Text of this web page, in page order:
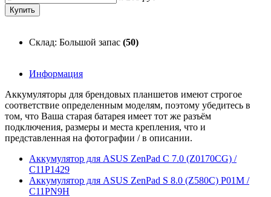
Склад: Большой запас (50)
Информация
Аккумуляторы для брендовых планшетов имеют строгое
соответствие определенным моделям, поэтому убедитесь в
том, что Ваша старая батарея имеет тот же разъём
подключения, размеры и места крепления, что и
представленная на фотографии / в описании.
Аккумулятор для ASUS ZenPad C 7.0 (Z0170CG) /
C11P1429
Аккумулятор для ASUS ZenPad S 8.0 (Z580C) P01M /
C11PN9H